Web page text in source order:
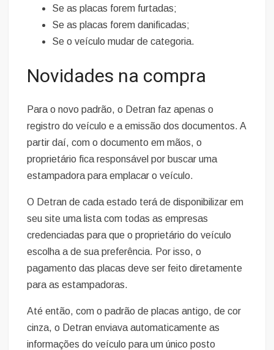
Se as placas forem furtadas;
Se as placas forem danificadas;
Se o veículo mudar de categoria.
Novidades na compra
Para o novo padrão, o Detran faz apenas o
registro do veículo e a emissão dos documentos. A
partir daí, com o documento em mãos, o
proprietário fica responsável por buscar uma
estampadora para emplacar o veículo.
O Detran de cada estado terá de disponibilizar em
seu site uma lista com todas as empresas
credenciadas para que o proprietário do veículo
escolha a de sua preferência. Por isso, o
pagamento das placas deve ser feito diretamente
para as estampadoras.
Até então, com o padrão de placas antigo, de cor
cinza, o Detran enviava automaticamente as
informações do veículo para um único posto